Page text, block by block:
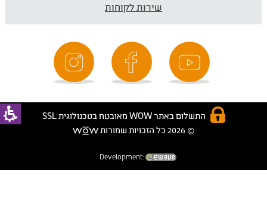
שירות לקוחות
התשלום באתר WOW מאובטח בטכנולוגית SSL
© 2026 כל הזכויות שמורות
Development: